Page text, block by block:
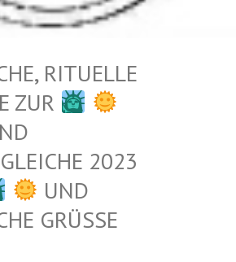
RITUELLE
ZUR
2023
UND
GRÜSSE Z